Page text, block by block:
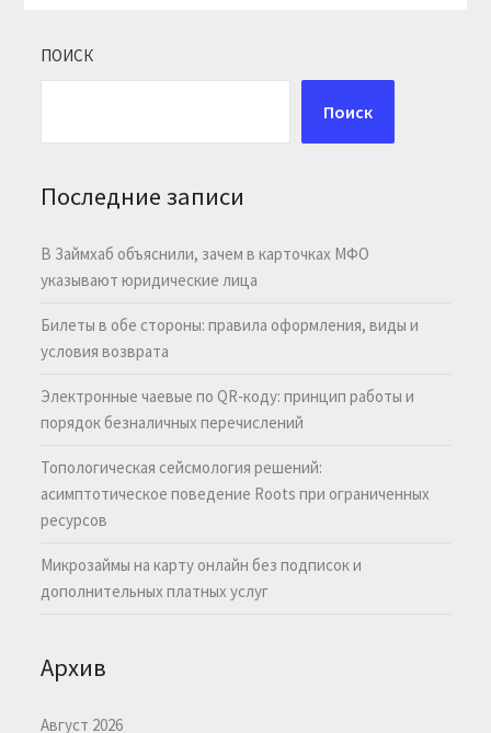
ПОИСК
Поиск
Последние записи
В Займхаб объяснили, зачем в карточках МФО
указывают юридические лица
Билеты в обе стороны: правила оформления, виды и
условия возврата
Электронные чаевые по QR-коду: принцип работы и
порядок безналичных перечислений
Топологическая сейсмология решений:
асимптотическое поведение Roots при ограниченных
ресурсов
Микрозаймы на карту онлайн без подписок и
дополнительных платных услуг
Архив
Август 2026